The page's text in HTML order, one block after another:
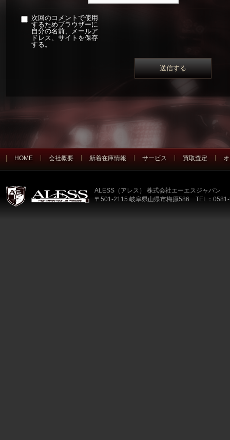
次回のコメントで使用
するためブラウザーに
自分の名前、メールア
ドレス、サイトを保存
する。
HOME 会社概要 新着在庫情報 サービス 買取査定
ALESS（アレス） 株式会社エーエスジャパン
〒501-2115 岐阜県山県市梅原586 TEL：